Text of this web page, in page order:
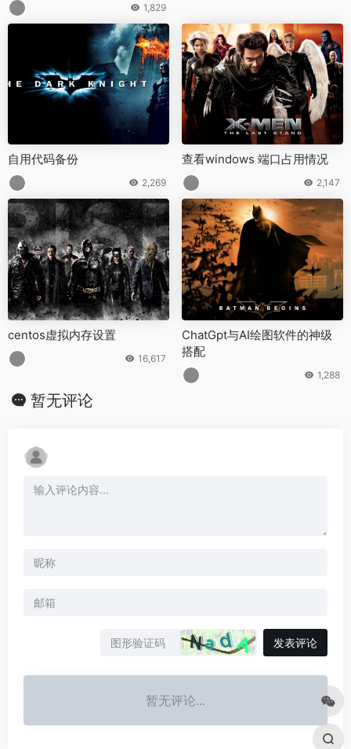
1,829
自用代码备份
2,269
查看windows 端口占用情况
2,147
centos虚拟内存设置
16,617
ChatGpt与AI绘图软件的神级
搭配
1,288
暂无评论
发表评论
暂无评论...